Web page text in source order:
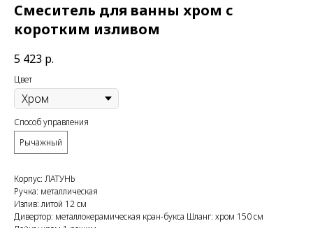
Смеситель для ванны хром с
коротким изливом
5 423 р.
Цвет
Способ управления
Рычажный
Корпус: ЛАТУНЬ
Ручка: металлическая
Излив: литой 12 см
Дивертор: металлокерамическая кран-букса Шланг: хром 150 см